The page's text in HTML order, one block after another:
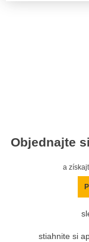
Objednajte
a
stiahnite si